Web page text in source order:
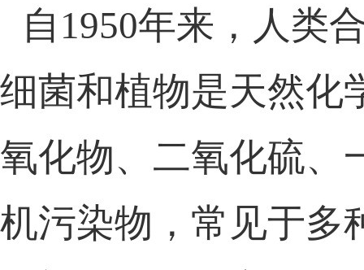
自1950年来 ， 人类
细菌和植物是天然化
氧化物、二氧化硫、
机污染物 ，常见于